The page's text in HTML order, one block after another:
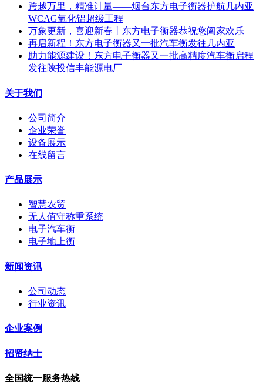
跨越万里，精准计量——烟台东方电子衡器护航几内亚
WCAG氧化铝超级工程
万象更新，喜迎新春丨东方电子衡器恭祝您阖家欢乐
再启新程！东方电子衡器又一批汽车衡发往几内亚
助力能源建设！东方电子衡器又一批高精度汽车衡启程
发往陕投信丰能源电厂
关于我们
公司简介
企业荣誉
设备展示
在线留言
产品展示
智慧农贸
无人值守称重系统
电子汽车衡
电子地上衡
新闻资讯
公司动态
行业资讯
企业案例
招贤纳士
全国统一服务热线